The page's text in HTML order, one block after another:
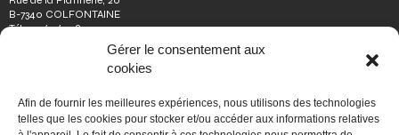
Gérer le consentement aux
cookies
Afin de fournir les meilleures expériences, nous utilisons des technologies
telles que les cookies pour stocker et/ou accéder aux informations relatives
B-7340 COLFONTAINE
Tél.+32 65 610 813
colfontaine@issep.be
Qui sommes-nous
Travailler chez nous